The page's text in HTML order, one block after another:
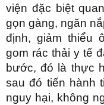
viện đặc biệt
gọn gàng, ngăn
định, giảm thiểu
gom rác thải y tế
bước, đó là thực
sau đó tiến hành
nguy hại, không